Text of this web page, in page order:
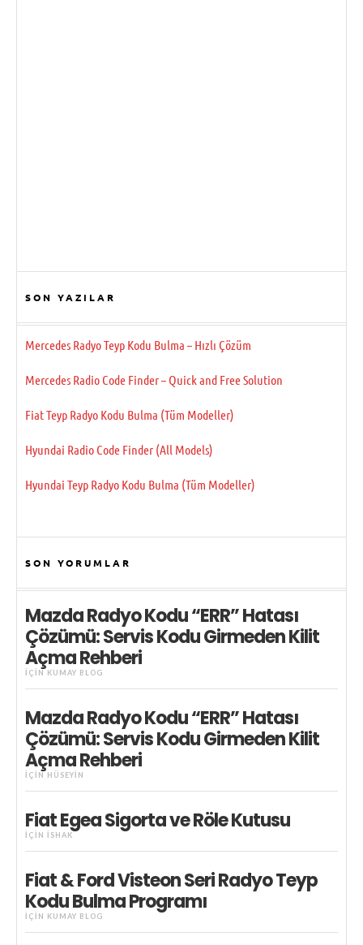
SON YAZILAR
Mercedes Radyo Teyp Kodu Bulma – Hızlı Çözüm
Mercedes Radio Code Finder – Quick and Free Solution
Fiat Teyp Radyo Kodu Bulma (Tüm Modeller)
Hyundai Radio Code Finder (All Models)
Hyundai Teyp Radyo Kodu Bulma (Tüm Modeller)
SON YORUMLAR
Mazda Radyo Kodu “ERR” Hatası
Çözümü: Servis Kodu Girmeden Kilit
Açma Rehberi
IÇIN KUMAY BLOG
Mazda Radyo Kodu “ERR” Hatası
Çözümü: Servis Kodu Girmeden Kilit
Açma Rehberi
IÇIN HÜSEYIN
Fiat Egea Sigorta ve Röle Kutusu
IÇIN İSHAK
Fiat & Ford Visteon Seri Radyo Teyp
Kodu Bulma Programı
IÇIN KUMAY BLOG